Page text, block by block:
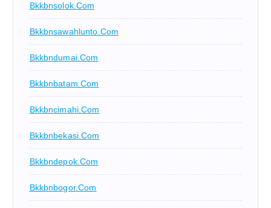
Bkkbnsolok.com
Bkkbnsawahlunto.com
Bkkbndumai.com
Bkkbnbatam.com
Bkkbncimahi.com
Bkkbnbekasi.com
Bkkbndepok.com
Bkkbnbogor.com